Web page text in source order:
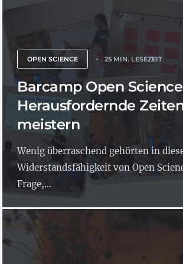
OPEN SCIENCE 25 MIN. LESEZEIT
Barcamp Open
Herausfordernde
meistern
Wenig überraschend gehörten in
Widerstandsfähigkeit von Open
Frage,...